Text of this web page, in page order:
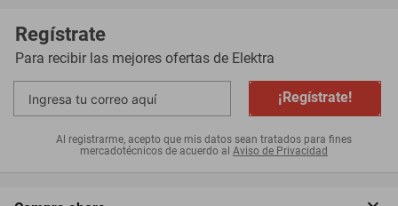
Regístrate
Para recibir las mejores ofertas de Elektra
¡Regístrate!
Al registrarme, acepto que mis datos sean tratados para fines
mercadotécnicos de acuerdo al Aviso de Privacidad